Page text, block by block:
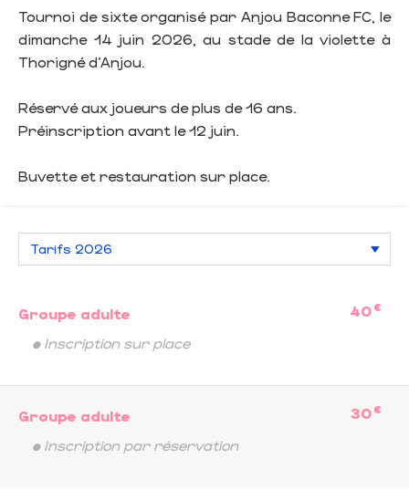
Tournoi de sixte organisé par Anjou Baconne FC, le
dimanche 14 juin 2026, au stade de la violette à
Thorigné d'Anjou.
Réservé aux joueurs de plus de 16 ans.
Préinscription avant le 12 juin.
Buvette et restauration sur place.
Groupe adulte 40 €
• Inscription sur place
Groupe adulte 30 €
• Inscription par réservation